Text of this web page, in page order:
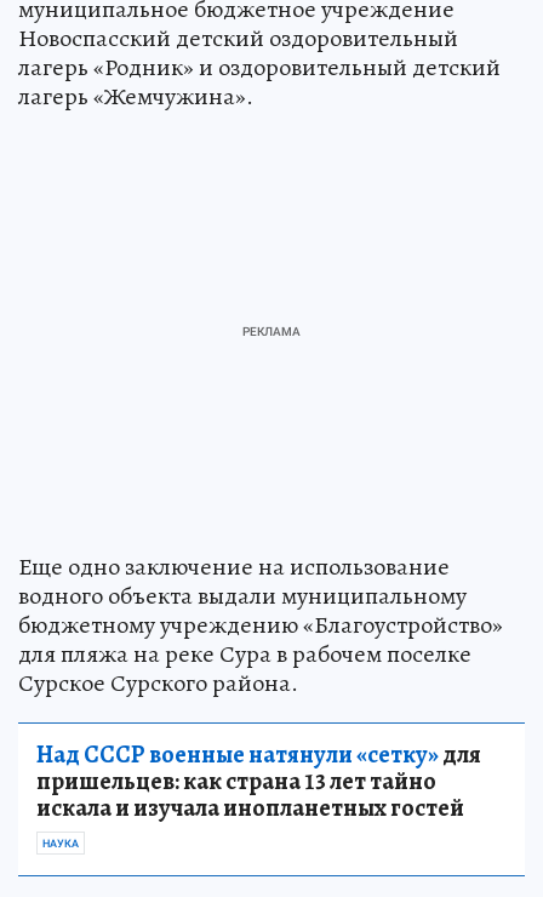
муниципальное бюджетное учреждение
Новоспасский детский оздоровительный
лагерь «Родник» и оздоровительный детский
лагерь «Жемчужина».
Еще одно заключение на использование
водного объекта выдали муниципальному
бюджетному учреждению «Благоустройство»
для пляжа на реке Сура в рабочем поселке
Сурское Сурского района.
Над СССР военные натянули «сетку»для
пришельцев: как страна 13 лет тайно
искала и изучала инопланетных гостей
НАУКА